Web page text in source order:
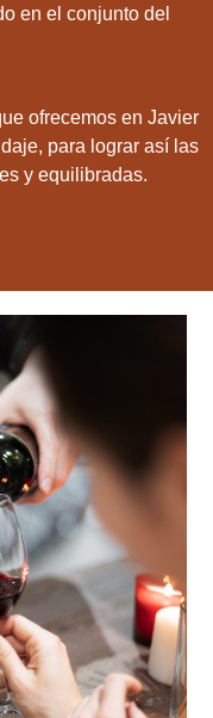
en el conjunto del
ofrecemos en Javier
para lograr así las
y equilibradas.